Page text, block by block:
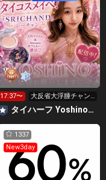
17:37〜
大反省大浮腫チャン
ネル😭
タイハーフ Yoshino‪🧡‬‪🍍タイコスメイベ🇹🇭💄
1337
New3day